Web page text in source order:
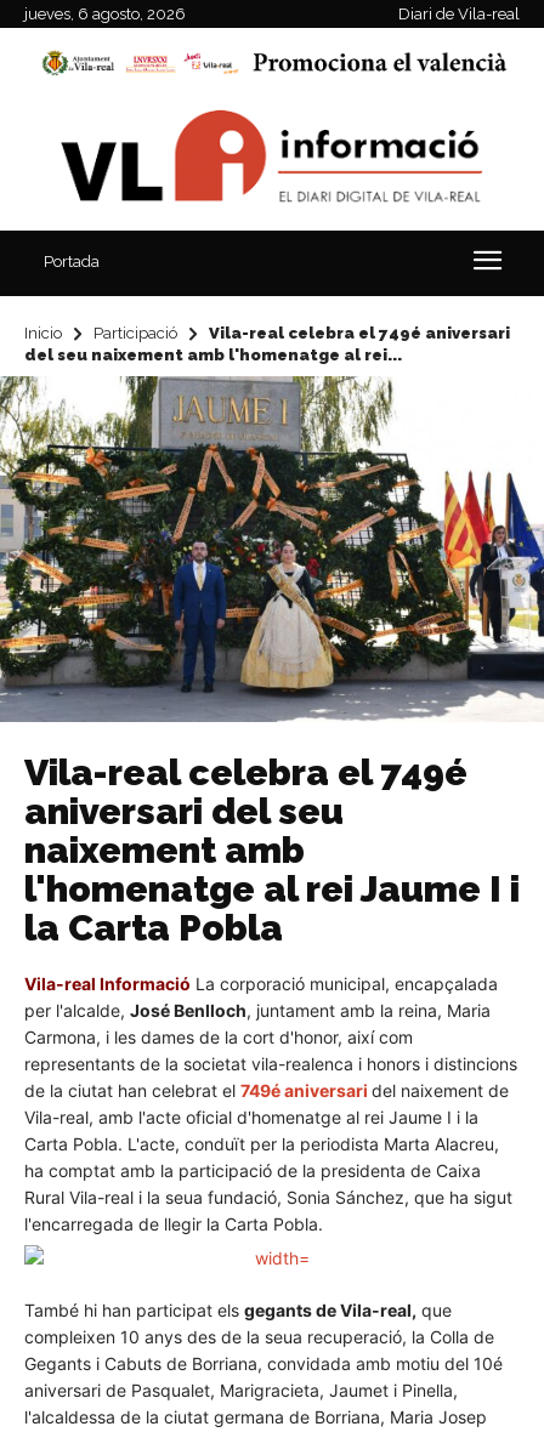
jueves, 6 agosto, 2026 Diari de Vila-real
Portada
Inicio Participació
Vila-real celebra el 749é aniversari
del seu naixement amb l'homenatge al rei...
Vila-real celebra el 749é
aniversari del seu
naixement amb
l'homenatge al rei Jaume I i
la Carta Pobla
Vila-real Informació La corporació municipal, encapçalada
per l'alcalde, José Benlloch, juntament amb la reina, Maria
Carmona, i les dames de la cort d'honor, així com
representants de la societat vila-realenca i honors i distincions
de la ciutat han celebrat el 749é aniversari del naixement de
Vila-real, amb l'acte oficial d'homenatge al rei Jaume I i la
Carta Pobla. L'acte, conduït per la periodista Marta Alacreu,
ha comptat amb la participació de la presidenta de Caixa
Rural Vila-real i la seua fundació, Sonia Sánchez, que ha sigut
l'encarregada de llegir la Carta Pobla.
També hi han participat els gegants de Vila-real, que
compleixen 10 anys des de la seua recuperació, la Colla de
Gegants i Cabuts de Borriana, convidada amb motiu del 10é
aniversari de Pasqualet, Marigracieta, Jaumet i Pinella,
l'alcaldessa de la ciutat germana de Borriana, Maria Josep